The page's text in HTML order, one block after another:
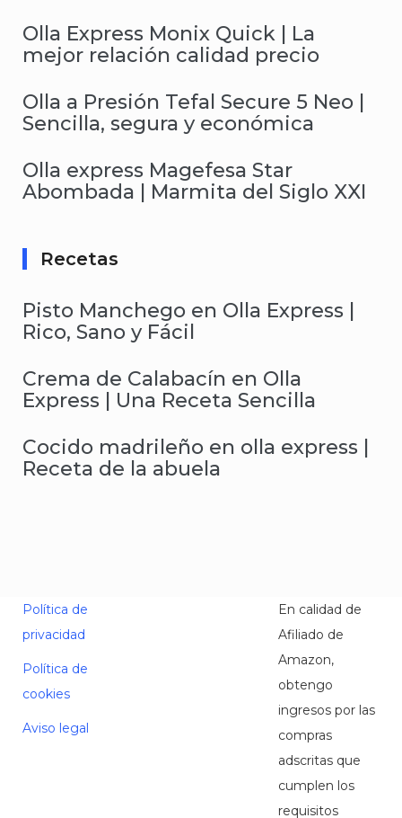
Olla Express Monix Quick | La
mejor relación calidad precio
Olla a Presión Tefal Secure 5 Neo |
Sencilla, segura y económica
Olla express Magefesa Star
Abombada | Marmita del Siglo XXI
Recetas
Pisto Manchego en Olla Express |
Rico, Sano y Fácil
Crema de Calabacín en Olla
Express | Una Receta Sencilla
Cocido madrileño en olla express |
Receta de la abuela
Política de
privacidad
Política de
cookies
Aviso legal
En calidad de
Afiliado de
Amazon,
obtengo
ingresos por las
compras
adscritas que
cumplen los
requisitos